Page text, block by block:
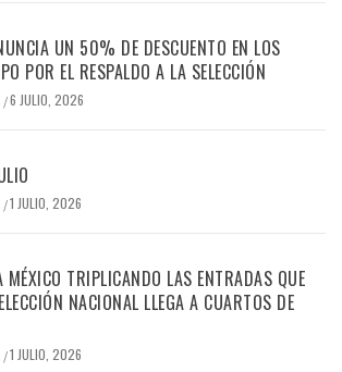
UN 50% DE DESCUENTO EN LOS
POR EL RESPALDO A LA SELECCIÓN
/6 JULIO, 2026
/1 JULIO, 2026
MÉXICO TRIPLICANDO LAS ENTRADAS QUE
NACIONAL LLEGA A CUARTOS DE
/1 JULIO, 2026